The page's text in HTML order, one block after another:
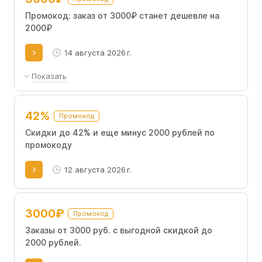
Промокод: заказ от 3000₽ станет дешевле на
2000₽
14 августа 2026 г.
Показать
При покупке на сумму 3 000 ₽ скидка 500 ₽, 6 000 ₽
gezatone, beauty style, kativa, meoli, happy anne.
Лояльность начисление.
42% Промокод
Скидки до 42% и еще минус 2000 рублей по
промокоду
12 августа 2026 г.
3000₽ Промокод
Заказы от 3000 руб. с выгодной скидкой до
2000 рублей.